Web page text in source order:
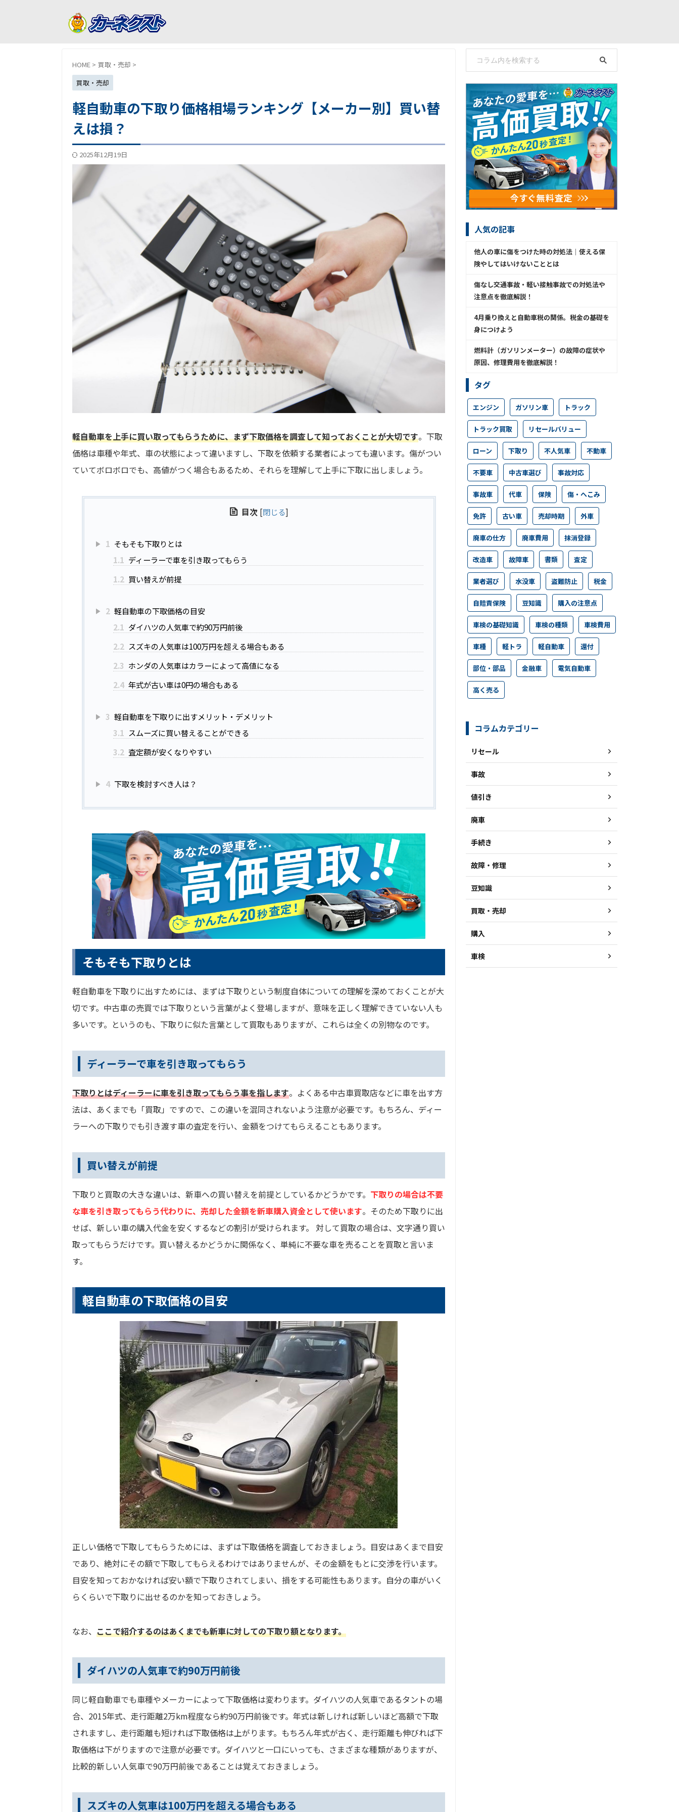
HOME > 買取・売却 >
買取・売却
軽自動車の下取り価格相場ランキング【メーカー別】買い替
えは損？
2025年12月19日
軽自動車を上手に買い取ってもらうために、まず下取価格を調査して知っておくことが大切です。下取
価格は車種や年式、車の状態によって違いますし、下取を依頼する業者によっても違います。傷がつい
ていてボロボロでも、高値がつく場合もあるため、それらを理解して上手に下取に出しましょう。
目次 [閉じる]
1 そもそも下取りとは
1.1 ディーラーで車を引き取ってもらう
1.2 買い替えが前提
2 軽自動車の下取価格の目安
2.1 ダイハツの人気車で約90万円前後
2.2 スズキの人気車は100万円を超える場合もある
2.3 ホンダの人気車はカラーによって高値になる
2.4 年式が古い車は0円の場合もある
3 軽自動車を下取りに出すメリット・デメリット
3.1 スムーズに買い替えることができる
3.2 査定額が安くなりやすい
4 下取を検討すべき人は？
そもそも下取りとは
軽自動車を下取りに出すためには、まずは下取りという制度自体についての理解を深めておくことが大
切です。中古車の売買では下取りという言葉がよく登場しますが、意味を正しく理解できていない人も
多いです。というのも、下取りに似た言葉として買取もありますが、これらは全くの別物なのです。
ディーラーで車を引き取ってもらう
下取りとはディーラーに車を引き取ってもらう事を指します。よくある中古車買取店などに車を出す方
法は、あくまでも「買取」ですので、この違いを混同されないよう注意が必要です。もちろん、ディー
ラーへの下取りでも引き渡す車の査定を行い、金額をつけてもらえることもあります。
買い替えが前提
下取りと買取の大きな違いは、新車への買い替えを前提としているかどうかです。 下取りの場合は不要
な車を引き取ってもらう代わりに、売却した金額を新車購入資金として使います。そのため下取りに出
せば、新しい車の購入代金を安くするなどの割引が受けられます。 対して買取の場合は、文字通り買い
取ってもらうだけです。買い替えるかどうかに関係なく、単純に不要な車を売ることを買取と言いま
す。
軽自動車の下取価格の目安
正しい価格で下取してもらうためには、まずは下取価格を調査しておきましょう。目安はあくまで目安
であり、絶対にその額で下取してもらえるわけではありませんが、その金額をもとに交渉を行います。
目安を知っておかなければ安い額で下取りされてしまい、損をする可能性もあります。自分の車がいく
らくらいで下取りに出せるのかを知っておきしょう。
なお、 ここで紹介するのはあくまでも新車に対しての下取り額となります。
ダイハツの人気車で約90万円前後
同じ軽自動車でも車種やメーカーによって下取価格は変わります。ダイハツの人気車であるタントの場
合、2015年式、走行距離2万km程度なら約90万円前後です。年式は新しければ新しいほど高額で下取
されますし、走行距離も短ければ下取価格は上がります。もちろん年式が古く、走行距離も伸びれば下
取価格は下がりますので注意が必要です。ダイハツと一口にいっても、さまざまな種類がありますが、
比較的新しい人気車で90万円前後であることは覚えておきましょう。
スズキの人気車は100万円を超える場合もある
人気の記事
他人の車に傷をつけた時の対処法│使える保
険やしてはいけないこととは
傷なし交通事故・軽い接触事故での対処法や
注意点を徹底解説！
4月乗り換えと自動車税の関係。税金の基礎を
身につけよう
燃料計（ガソリンメーター）の故障の症状や
原因、修理費用を徹底解説！
タグ
エンジン ガソリン車 トラック
トラック買取 リセールバリュー
ローン 下取り 不人気車 不動車
不要車 中古車選び 事故対応
事故車 代車 保険 傷・へこみ
免許 古い車 売却時期 外車
廃車の仕方 廃車費用 抹消登録
改造車 故障車 書類 査定
業者選び 水没車 盗難防止 税金
自賠責保険 豆知識 購入の注意点
車検の基礎知識 車検の種類 車検費用
車種 軽トラ 軽自動車 還付
部位・部品 金融車 電気自動車
高く売る
コラムカテゴリー
リセール
事故
値引き
廃車
手続き
故障・修理
豆知識
買取・売却
購入
車検